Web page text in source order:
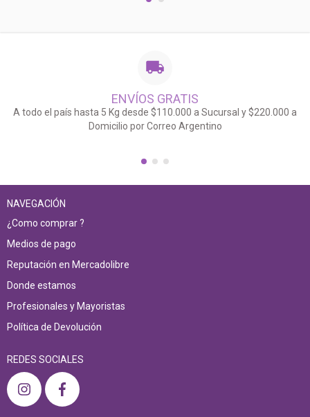
ENVÍOS GRATIS
A todo el país hasta 5 Kg desde $110.000 a Sucursal y $220.000 a
Domicilio por Correo Argentino
NAVEGACIÓN
¿Como comprar ?
Medios de pago
Reputación en Mercadolibre
Donde estamos
Profesionales y Mayoristas
Política de Devolución
REDES SOCIALES